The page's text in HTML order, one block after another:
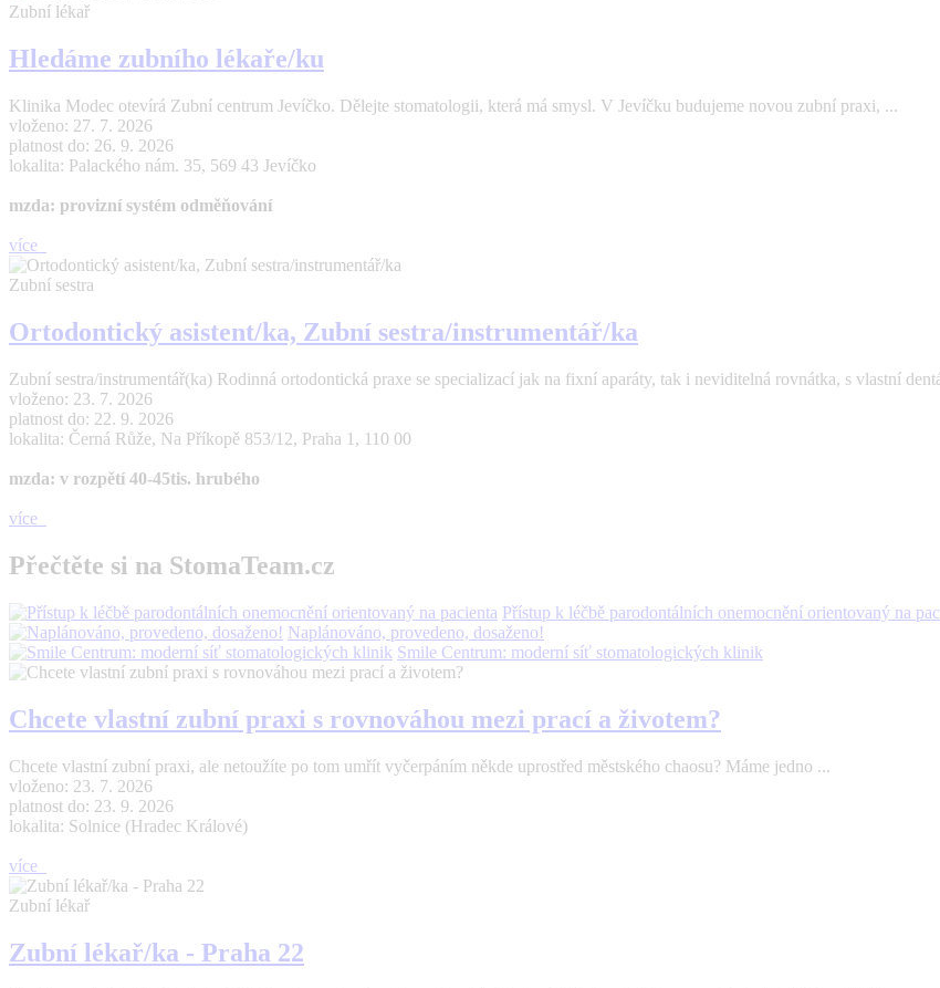
Zubní lékař
Hledáme zubního lékaře/ku
Klinika Modec otevírá Zubní centrum Jevíčko. Dělejte stomatologii, která má smysl. V Jevíčku budujeme novou zubní praxi, ...
vloženo: 27. 7. 2026
platnost do: 26. 9. 2026
lokalita: Palackého nám. 35, 569 43 Jevíčko
mzda: provizní systém odměňování
více
Zubní sestra
Ortodontický asistent/ka, Zubní sestra/instrumentář/ka
Zubní sestra/instrumentář(ka) Rodinná ortodontická praxe se specializací jak na fixní aparáty, tak i neviditelná rovnátka, s vlastní
vloženo: 23. 7. 2026
platnost do: 22. 9. 2026
lokalita: Černá Růže, Na Příkopě 853/12, Praha 1, 110 00
mzda: v rozpětí 40-45tis. hrubého
více
Přečtěte si na StomaTeam.cz
Přístup k léčbě parodontálních onemocnění orientovaný na
Naplánováno, provedeno, dosaženo!
Smile Centrum: moderní síť stomatologických klinik
Chcete vlastní zubní praxi s rovnováhou mezi prací a životem?
Chcete vlastní zubní praxi, ale netoužíte po tom umřít vyčerpáním někde uprostřed městského chaosu? Máme jedno ...
vloženo: 23. 7. 2026
platnost do: 23. 9. 2026
lokalita: Solnice (Hradec Králové)
více
Zubní lékař
Zubní lékař/ka - Praha 22